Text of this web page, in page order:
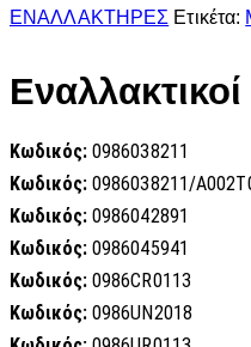
ΕΝΑΛΛΑΚΤΗΡΕΣ Ετικέτα:
Κωδικός: 0986038211
Κωδικός: 0986038211/
Κωδικός: 0986042891
Κωδικός: 0986045941
Κωδικός: 0986CR0113
Κωδικός: 0986UN2018